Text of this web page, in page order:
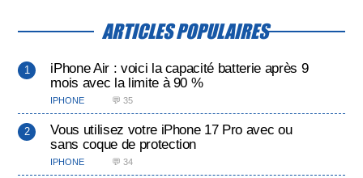
ARTICLES POPULAIRES
iPhone Air : voici la capacité batterie après 9
mois avec la limite à 90 %
IPHONE 💬 35
Vous utilisez votre iPhone 17 Pro avec ou
sans coque de protection
IPHONE 💬 34